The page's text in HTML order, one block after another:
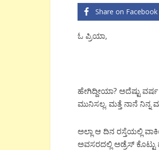
Share on Facebook
ಓ ಪ್ರಿಯಾ,
ಹೇಗಿದ್ದೀಯಾ? ಅದೆಷ್ಟು
ಮುನಿಸಲ್ಲ. ಮತ್ತೆ ನಾನೆ
ಅಲ್ಲಾ ಆ ದಿನ ರಸ್ತೆಯಲ್ಲಿ
ಅವಸರದಲ್ಲಿ ಅಡ್ರೆಸ್